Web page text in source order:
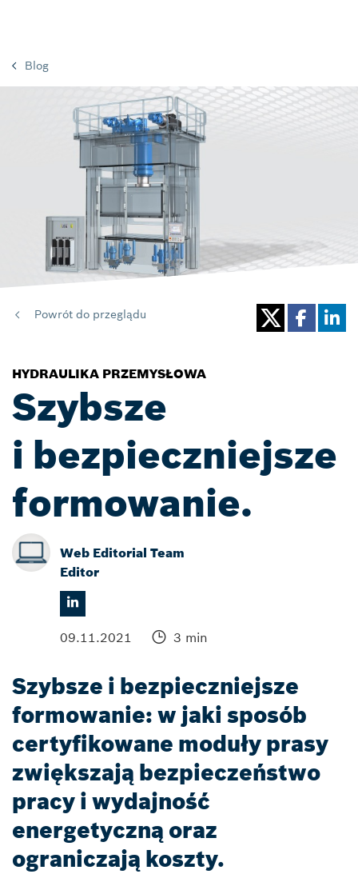
Blog
Powrót do przeglądu
HYDRAULIKA PRZEMYSŁOWA
Szybsze
i bezpieczniejsze
formowanie.
Web Editorial Team
Editor
09.11.2021 3 min
Szybsze i bezpieczniejsze
formowanie: w jaki sposób
certyfikowane moduły prasy
zwiększają bezpieczeństwo
pracy i wydajność
energetyczną oraz
ograniczają koszty.